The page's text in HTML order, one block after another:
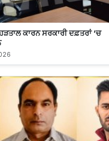
ਕਾਰਨ ਸਰਕਾਰੀ ਦਫ਼ਤਰਾਂ ’ਚ